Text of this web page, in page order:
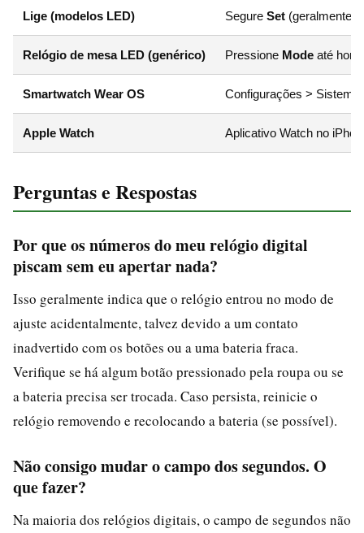
Lige (modelos LED) Segure Set (geralmente
Relógio de mesa LED (genérico) Pressione Mode até hora
Smartwatch Wear OS Configurações > Sistema
Apple Watch Aplicativo Watch no
Perguntas e Respostas
Por que os números do meu relógio digital
piscam sem eu apertar nada?
Isso geralmente indica que o relógio entrou no modo de
ajuste acidentalmente, talvez devido a um contato
inadvertido com os botões ou a uma bateria fraca.
Verifique se há algum botão pressionado pela roupa ou se
a bateria precisa ser trocada. Caso persista, reinicie o
relógio removendo e recolocando a bateria (se possível).
Não consigo mudar o campo dos segundos. O
que fazer?
Na maioria dos relógios digitais, o campo de segundos não